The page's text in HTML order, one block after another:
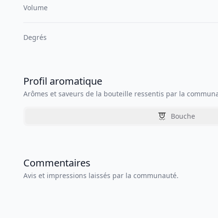
Volume
Degrés
Profil aromatique
Arômes et saveurs de la bouteille ressentis par la
Bouche
Commentaires
Avis et impressions laissés par la communauté.